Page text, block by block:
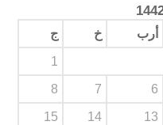
أرب خ ج
1
6
7
8
13
14
15